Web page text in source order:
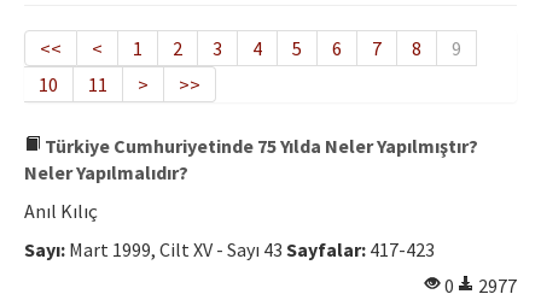
Yayın Politikası
Dergi Kurulları
Yayın İlkeleri
Etik İlkeler
Yazar Rehberi
<< < 1 2 3 4 5 6 7 8
9
10
11 > >>
Türkiye Cumhuriyetinde 75 Yılda Neler Yapılmıştır?
Neler Yapılmalıdır?
Anıl Kılıç
Sayı: Mart 1999, Cilt XV - Sayı 43 Sayfalar: 417-423
0
2977